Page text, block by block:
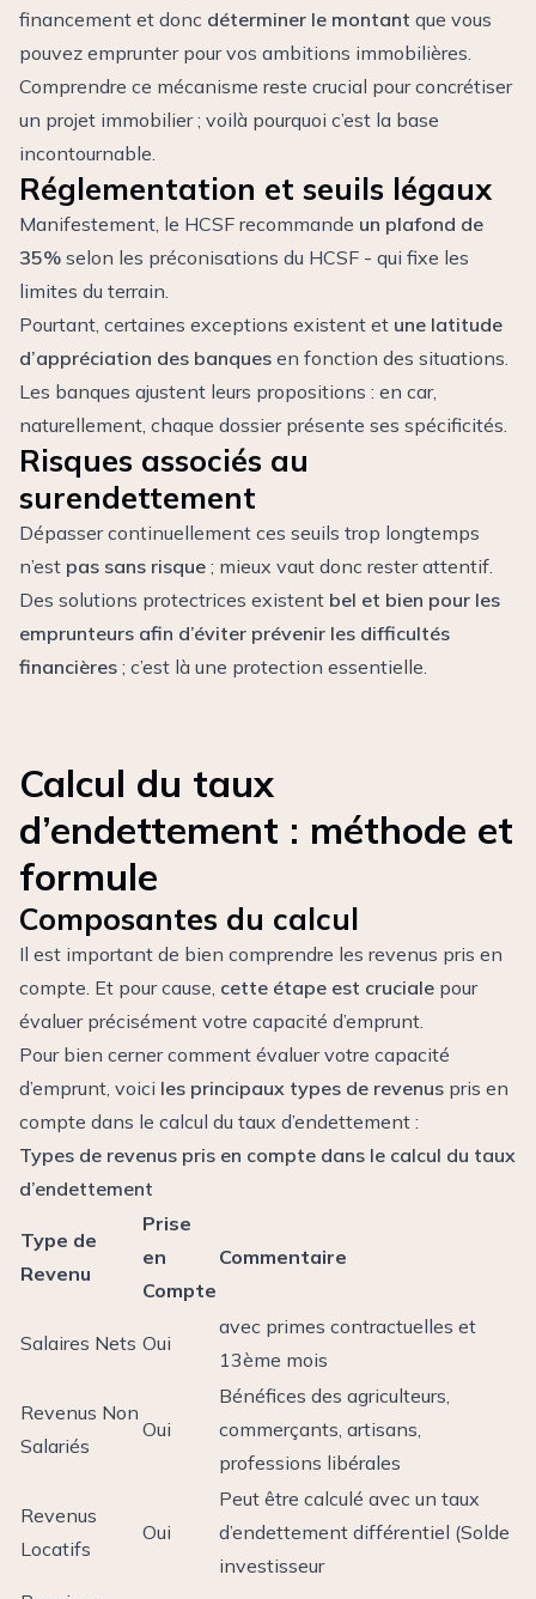
financement et donc déterminer le montant que vous
pouvez emprunter pour vos ambitions immobilières.
Comprendre ce mécanisme reste crucial pourconcrétiser
un projet immobilier; voilà pourquoi c’est la base
incontournable.
Réglementation et seuils légaux
Manifestement, le HCSF recommande un plafond de
35% selon les préconisations du HCSF - qui fixe les
limites du terrain.
Pourtant, certaines exceptions existent et une latitude
d’appréciation des banques en fonction des situations.
Les banques ajustent leurs propositions : en car,
naturellement, chaque dossier présente ses spécificités.
Risques associés au
surendettement
Dépasser continuellement ces seuils trop longtemps
n’est pas sans risque ; mieux vaut donc rester attentif.
Des solutions protectrices existent bel et bien pour les
emprunteurs afin d’éviter prévenir les difficultés
financières ; c’est là une protection essentielle.
Calcul du taux
d’endettement : méthode et
formule
Composantes du calcul
Il est important de bien comprendre les revenus pris en
compte. Et pour cause, cette étape est cruciale pour
évaluer précisément votre capacité d’emprunt.
Pour bien cerner comment évaluer votre capacité
d’emprunt, voici les principaux types de revenus pris en
compte dans le calcul du taux d’endettement :
Types de revenus pris en compte dans le calcul du taux
d’endettement
Type de
Revenu
Prise
en
Compte
Commentaire
Salaires Nets Oui
avec primes contractuelles et
13ème mois
Revenus Non
Salariés
Oui
Bénéfices des agriculteurs,
commerçants, artisans,
professions libérales
Revenus
Locatifs
Oui
Peut être calculé avec un taux
d’endettement différentiel (Solde
investisseur